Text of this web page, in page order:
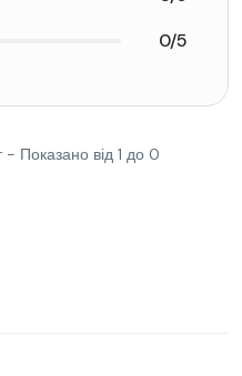
0/5
- Показано від 1 до 0